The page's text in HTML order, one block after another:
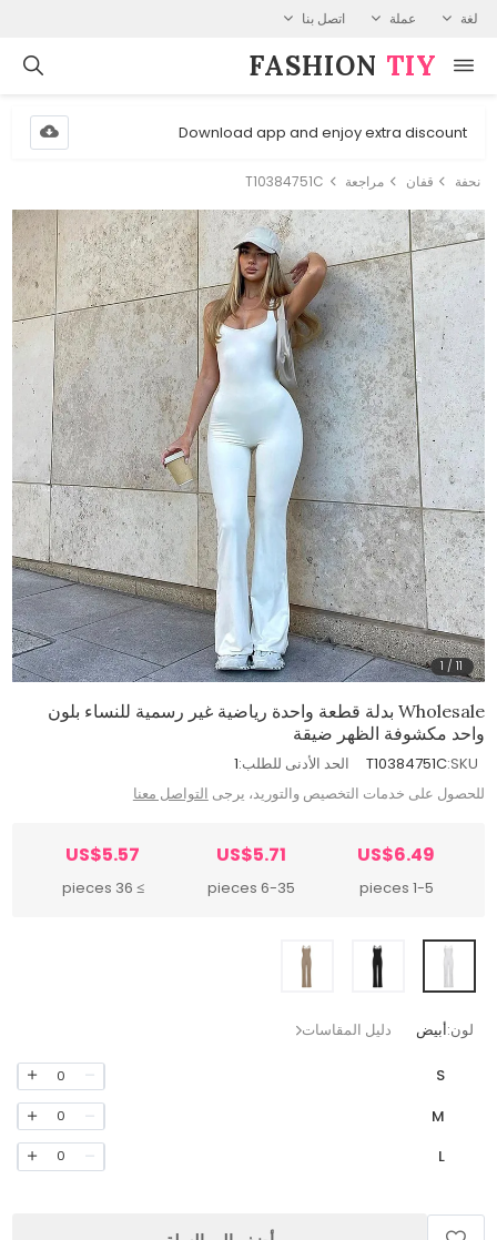
لغة عملة اتصل بنا
FASHION⁠ TIY
Download app and enjoy extra discount
نحفة قفان مراجعة T10384751C
1 /11
Wholesale بدلة قطعة واحدة رياضية غير رسمية للنساء بلون
واحد مكشوفة الظهر ضيقة
SKU:
T10384751C الحد الأدنى للطلب:1
للحصول على خدمات التخصيص والتوريد، يرجى التواصل معنا
US$6.49
1-5 pieces
US$5.71
6-35 pieces
US$5.57
≥ 36 pieces
لون:أبيض دليل المقاسات
S
0
M
0
L
0